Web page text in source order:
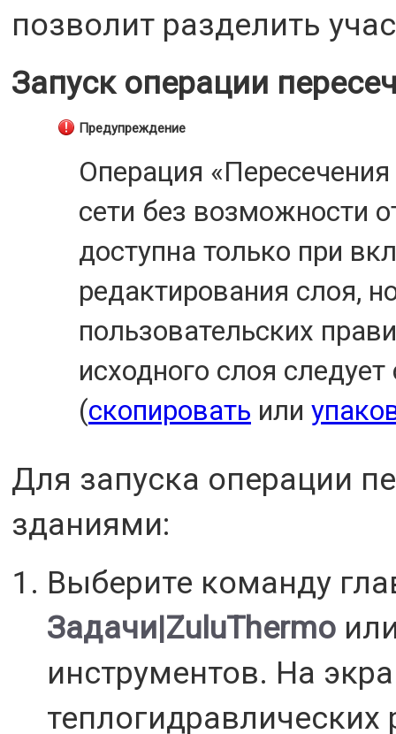
позволит разделить
Запуск операции
Предупреждение
Операция
сети без возможности
доступна только при
редактирования слоя,
пользовательских
исходного слоя
(скопировать или
Для запуска операции
зданиями:
Выберите команду
Задачи|ZuluThermo
инструментов. На
теплогидравлических